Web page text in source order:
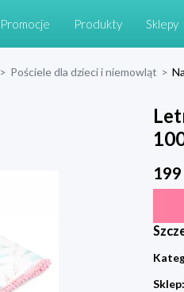
Promocje Produkty Sklepy
> Pościele dla dzieci i niemowląt >
199
Sklep: